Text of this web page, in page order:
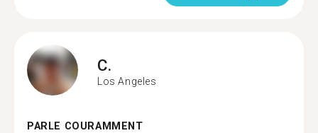
C.
Los Angeles
PARLE COURAMMENT